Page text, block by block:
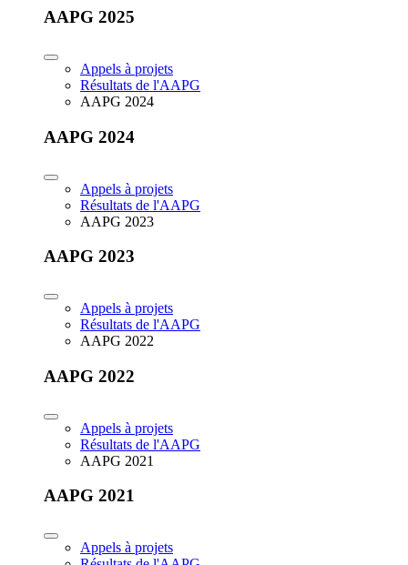
AAPG 2025
Appels à projets
Résultats de l'AAPG
AAPG 2024
AAPG 2024
Appels à projets
Résultats de l'AAPG
AAPG 2023
AAPG 2023
Appels à projets
Résultats de l'AAPG
AAPG 2022
AAPG 2022
Appels à projets
Résultats de l'AAPG
AAPG 2021
AAPG 2021
Appels à projets